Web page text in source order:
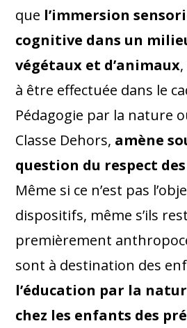
que l’immersion
cognitive dans un
végétaux et d’animaux
à être effectuée dans le
Pédagogie par la nature
Classe Dehors, amène
question du respect
Même si ce n’est pas
dispositifs, même s’ils
premièrement
sont à destination des
l’éducation par la
chez les enfants des